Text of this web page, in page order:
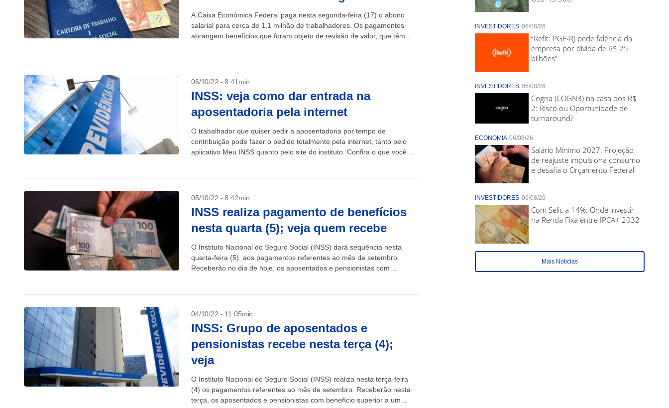
A Caixa Econômica Federal paga nesta segunda-feira (17) o abono
salarial para cerca de 1,1 milhão de trabalhadores. Os pagamentos
abrangem benefícios que foram objeto de revisão de valor, que têm
06/10/22 - 8:41min
INSS: veja como dar entrada na
aposentadoria pela internet
O trabalhador que quiser pedir a aposentadoria por tempo de
contribuição pode fazer o pedido totalmente pela internet, tanto pelo
aplicativo Meu INSS quanto pelo site do instituto. Confira o que você
05/10/22 - 8:42min
INSS realiza pagamento de benefícios
nesta quarta (5); veja quem recebe
O Instituto Nacional do Seguro Social (INSS) dará sequência nesta
quarta-feira (5), aos pagamentos referentes ao mês de setembro.
Receberão no dia de hoje, os aposentados e pensionistas com
04/10/22 - 11:05min
INSS: Grupo de aposentados e
pensionistas recebe nesta terça (4);
veja
O Instituto Nacional do Seguro Social (INSS) realiza nesta terça-feira
(4) os pagamentos referentes ao mês de setembro. Receberão nesta
terça, os aposentados e pensionistas com benefício superior a um
INVESTIDORES 06/08/26
“Refit: PGE-RJ pede falência da
empresa por dívida de R$ 25
bilhões”
INVESTIDORES 06/08/26
Cogna (COGN3) na casa dos R$
2: Risco ou Oportunidade de
turnaround?
ECONOMIA 06/08/26
Salário Mínimo 2027: Projeção
de reajuste impulsiona consumo
e desafia o Orçamento Federal
INVESTIDORES 06/08/26
Com Selic a 14%: Onde investir
na Renda Fixa entre IPCA+ 2032
Mais Noticias